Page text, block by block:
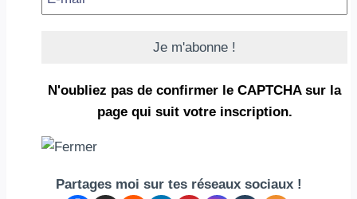
N'oubliez pas de confirmer le CAPTCHA sur la
page qui suit votre inscription.
Partages moi sur tes réseaux sociaux !